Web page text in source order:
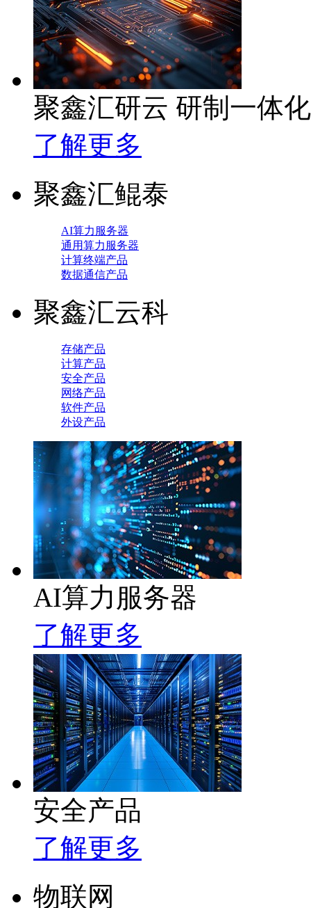
聚鑫汇研云 研制一体
了解更多
聚鑫汇鲲泰
AI算力服务器
通用算力服务器
计算终端产品
数据通信产品
聚鑫汇云科
存储产品
计算产品
安全产品
网络产品
软件产品
外设产品
AI算力服务器
了解更多
安全产品
了解更多
物联网